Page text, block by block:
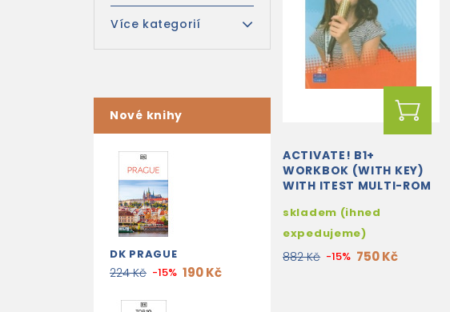
Více kategorií
Nové knihy
DK PRAGUE
224 Kč -15% 190 Kč
ACTIVATE! B1+
WORKBOK (WITH KEY)
WITH ITEST MULTI-ROM
skladem (ihned
expedujeme)
882 Kč -15% 750 Kč